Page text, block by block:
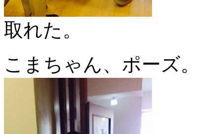
取れた。
こまちゃん、ポーズ。